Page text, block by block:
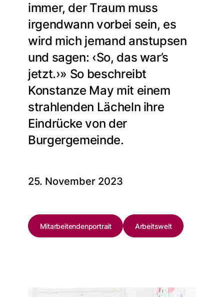
immer, der Traum muss
irgendwann vorbei sein, es
wird mich jemand anstupsen
und sagen: ‹So, das war’s
jetzt.›» So beschreibt
Konstanze May mit einem
strahlenden Lächeln ihre
Eindrücke von der
Burgergemeinde.
25. November 2023
Mitarbeitendenportrait Arbeitswelt